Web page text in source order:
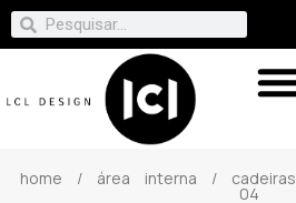
home / área interna / cadeiras
04